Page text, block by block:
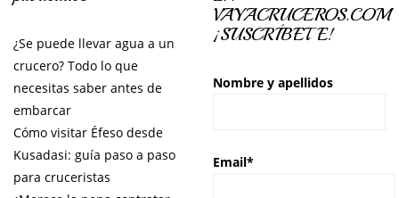
¿Se puede llevar agua a un
crucero? Todo lo que
necesitas saber antes de
embarcar
Cómo visitar Éfeso desde
Kusadasi: guía paso a paso
para cruceristas
VAYACRUCEROS.COM
¡SUSCRÍBETE!
Nombre y apellidos
Email*